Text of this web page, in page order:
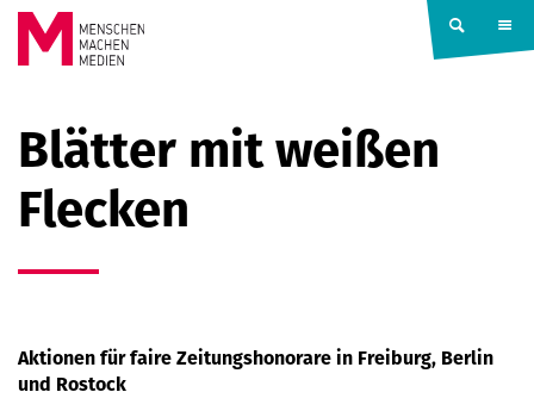
Springe zum Inhalt
MACHEN
MEDIEN
Blätter mit weißen
Flecken
Aktionen für faire Zeitungshonorare in Freiburg, Berlin
und Rostock